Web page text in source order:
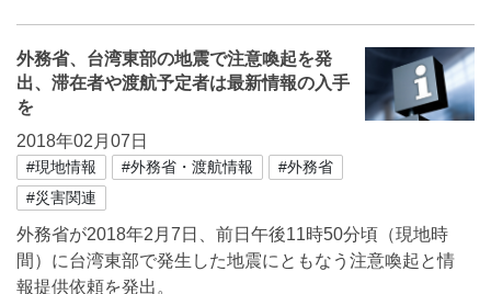
外務省、台湾東部の地震で注意喚起を発
出、滞在者や渡航予定者は最新情報の入手
を
2018年02月07日
#現地情報 #外務省・渡航情報
#外務省
#災害関連
外務省が2018年2月7日、前日午後11時50分頃（現地時
間）に台湾東部で発生した地震にともなう注意喚起と情
報提供依頼を発出。